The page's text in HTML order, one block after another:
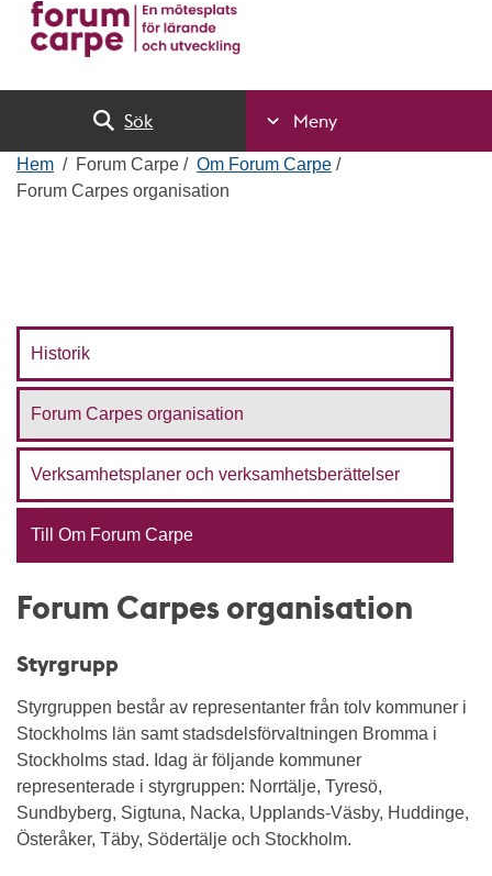
Sök Meny
Hem Forum Carpe
Om Forum Carpe
Forum Carpes organisation
Historik
Forum Carpes organisation
Verksamhetsplaner och verksamhetsberättelser
Till Om Forum Carpe
Forum Carpes organisation
Styrgrupp
Styrgruppen består av representanter från tolv kommuner i
Stockholms län samt stadsdelsförvaltningen Bromma i
Stockholms stad. Idag är följande kommuner
representerade i styrgruppen: Norrtälje, Tyresö,
Sundbyberg, Sigtuna, Nacka, Upplands-Väsby, Huddinge,
Österåker, Täby, Södertälje och Stockholm.